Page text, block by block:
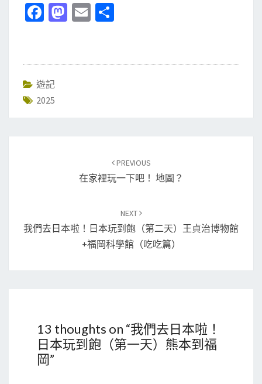
Fa
o
o
k
M
d
E
l
遊記
2025
PREVIOUS
在家裡玩一下吧！ 地圖？
NEXT
我們去日本啦！日本玩到飽（第二天）王貞治博物館
+福岡科學館（吃吃篇）
13 thoughts on “我們去日本啦！
日本玩到飽（第一天）熊本到福
岡”